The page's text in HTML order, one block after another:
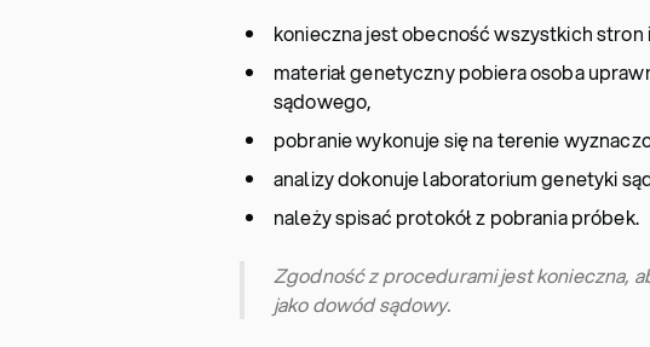
konieczna jest obecność wszystkich
materiał genetyczny pobiera osoba
sądowego,
pobranie wykonuje się na terenie
analizy dokonuje laboratorium genetyki
należy spisać protokół z pobrania próbek.
Zgodność z procedurami jest konieczna,
jako dowód sądowy.